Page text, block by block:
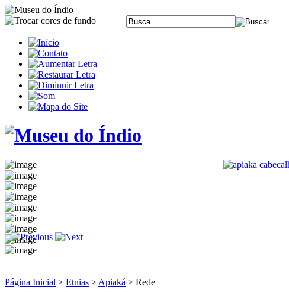
Página Inicial > Etnias > Apiaká > Rede